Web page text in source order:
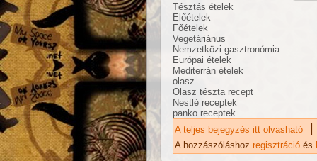
Tésztás ételek
Előételek
Főételek
Vegetáriánus
Nemzetközi gasztronómia
Európai ételek
Mediterrán ételek
olasz
Olasz tészta recept
Nestlé receptek
panko receptek
A teljes bejegyzés itt olvasható
|
A hozzászóláshoz regisztráció és